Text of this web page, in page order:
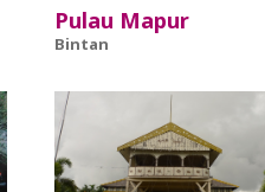
Pulau Mapur
Bintan